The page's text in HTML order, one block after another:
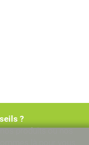
?
produits ou nos